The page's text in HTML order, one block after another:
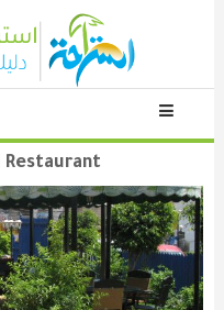
Content
استراحة نت
Restaurant